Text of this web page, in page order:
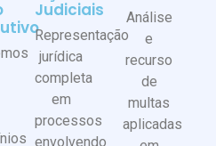
Judiciais
Representação
jurídica
completa
em
processos
envolvendo
Análise
e
recurso
de
multas
aplicadas